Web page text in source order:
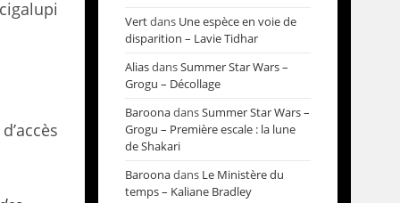
Vertdans Une espèce en voie de
disparition – Lavie Tidhar
AliasdansSummer Star Wars –
Grogu – Décollage
BaroonadansSummer Star Wars –
Grogu – Première escale : la lune
de Shakari
Baroonadans Le Ministère du
temps – Kaliane Bradley